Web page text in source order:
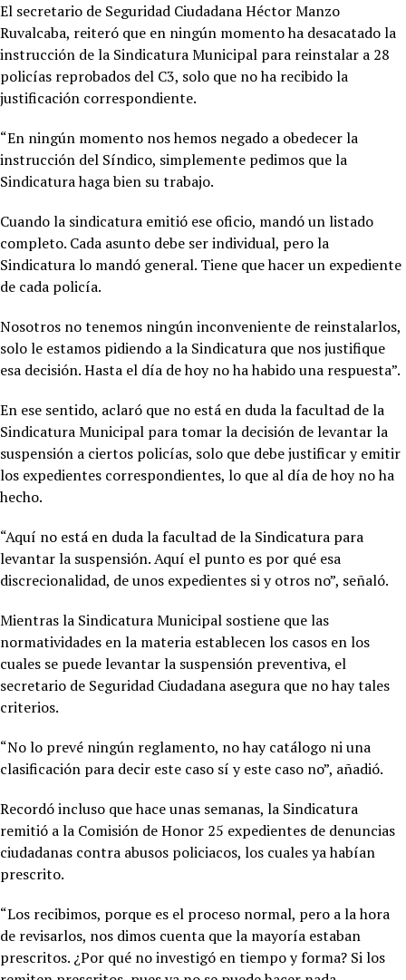
El secretario de Seguridad Ciudadana Héctor Manzo
Ruvalcaba, reiteró que en ningún momento ha desacatado la
instrucción de la Sindicatura Municipal para reinstalar a 28
policías reprobados del C3, solo que no ha recibido la
justificación correspondiente.
“En ningún momento nos hemos negado a obedecer la
instrucción del Síndico, simplemente pedimos que la
Sindicatura haga bien su trabajo.
Cuando la sindicatura emitió ese oficio, mandó un listado
completo. Cada asunto debe ser individual, pero la
Sindicatura lo mandó general. Tiene que hacer un expediente
de cada policía.
Nosotros no tenemos ningún inconveniente de reinstalarlos,
solo le estamos pidiendo a la Sindicatura que nos justifique
esa decisión. Hasta el día de hoy no ha habido una respuesta”.
En ese sentido, aclaró que no está en duda la facultad de la
Sindicatura Municipal para tomar la decisión de levantar la
suspensión a ciertos policías, solo que debe justificar y emitir
los expedientes correspondientes, lo que al día de hoy no ha
hecho.
“Aquí no está en duda la facultad de la Sindicatura para
levantar la suspensión. Aquí el punto es por qué esa
discrecionalidad, de unos expedientes si y otros no”, señaló.
Mientras la Sindicatura Municipal sostiene que las
normatividades en la materia establecen los casos en los
cuales se puede levantar la suspensión preventiva, el
secretario de Seguridad Ciudadana asegura que no hay tales
criterios.
“No lo prevé ningún reglamento, no hay catálogo ni una
clasificación para decir este caso sí y este caso no”, añadió.
Recordó incluso que hace unas semanas, la Sindicatura
remitió a la Comisión de Honor 25 expedientes de denuncias
ciudadanas contra abusos policiacos, los cuales ya habían
prescrito.
“Los recibimos, porque es el proceso normal, pero a la hora
de revisarlos, nos dimos cuenta que la mayoría estaban
prescritos. ¿Por qué no investigó en tiempo y forma? Si los